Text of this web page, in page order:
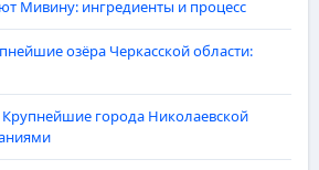
Мивину: ингредиенты и процесс
озёра Черкасской области:
Крупнейшие города Николаевской